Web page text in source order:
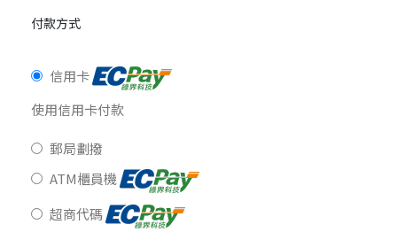
付款方式
信用卡
使用信用卡付款
郵局劃撥
ATM櫃員機
超商代碼